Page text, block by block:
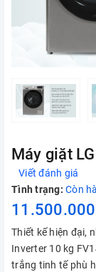
Máy giặt
Viết đánh giá
Tình trạng: Còn
Thiết kế hiện đại,
Inverter 10 kg
trắng tinh tế phù